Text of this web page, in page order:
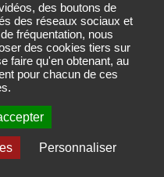
des boutons de
des réseaux sociaux et
fréquentation, nous
des cookies tiers sur
faire qu'en obtenant, au
pour chacun de ces
Personnaliser